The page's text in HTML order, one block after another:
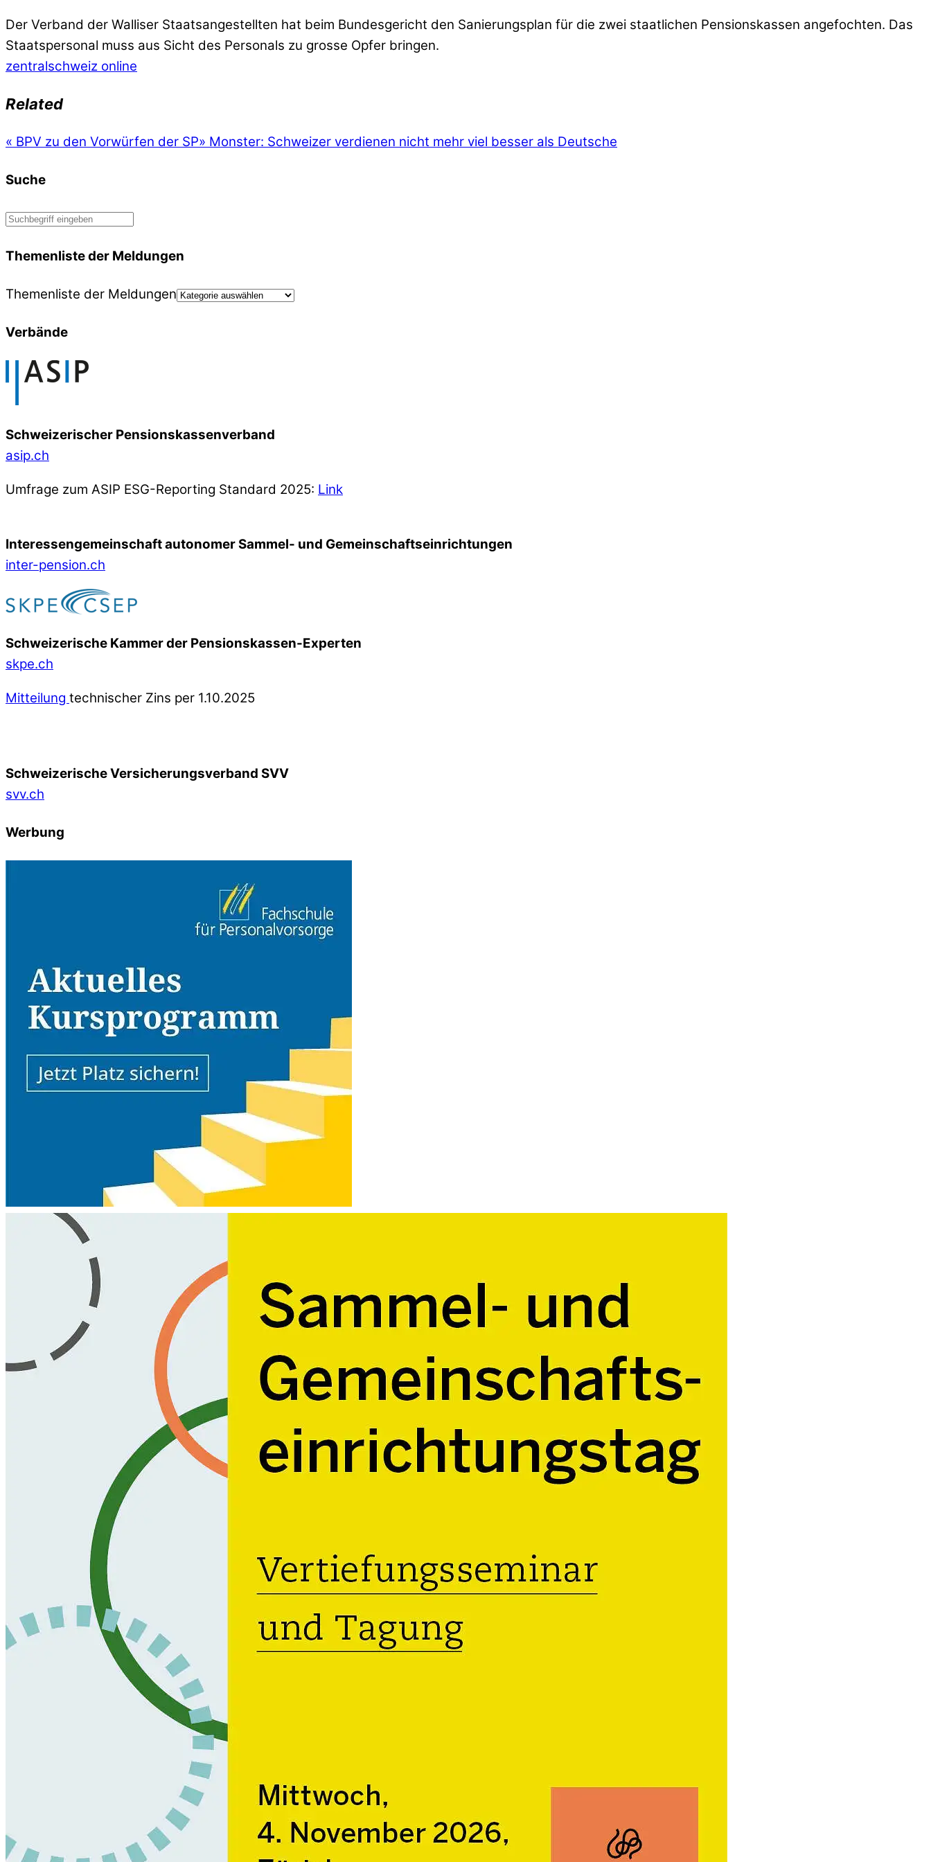
Der Verband der Walliser Staatsangestellten hat beim Bundesgericht den Sanierungsplan für die zwei staatlichen Pensionskassen angefochten. Das
Staatspersonal muss aus Sicht des Personals zu grosse Opfer bringen.
zentralschweiz online
Related
« BPV zu den Vorwürfen der SP» Monster: Schweizer verdienen nicht mehr viel besser als Deutsche
Suche
Themenliste der Meldungen
Themenliste der Meldungen
Verbände
Schweizerischer Pensionskassenverband
asip.ch
Umfrage zum ASIP ESG-Reporting Standard 2025: Link
Interessengemeinschaft autonomer Sammel- und Gemeinschafts­einrichtungen
inter-pension.ch
Schweizerische Kammer der Pensionskassen-Experten
skpe.ch
Mitteilung technischer Zins per 1.10.2025
Schweizerische Versicherungsverband SVV
svv.ch
Werbung